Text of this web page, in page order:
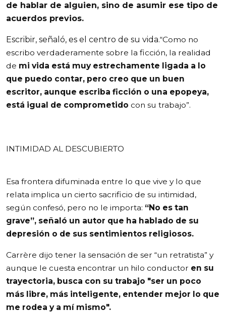
de hablar de alguien, sino de asumir ese tipo de
acuerdos previos.
Escribir, señaló, es el centro de su vida.“Como no
escribo verdaderamente sobre la ficción, la realidad
de mi vida está muy estrechamente ligada a lo
que puedo contar, pero creo que un buen
escritor, aunque escriba ficción o una epopeya,
está igual de comprometido con su trabajo”.
INTIMIDAD AL DESCUBIERTO
Esa frontera difuminada entre lo que vive y lo que
relata implica un cierto sacrificio de su intimidad,
según confesó, pero no le importa: “No es tan
grave”, señaló un autor que ha hablado de su
depresión o de sus sentimientos religiosos.
Carrère dijo tener la sensación de ser “un retratista” y
aunque le cuesta encontrar un hilo conductor en su
trayectoria, busca con su trabajo "ser un poco
más libre, más inteligente, entender mejor lo que
me rodea y a mí mismo".